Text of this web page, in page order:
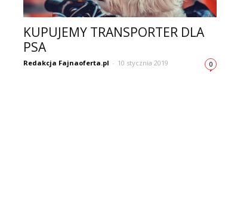
KUPUJEMY TRANSPORTER DLA
PSA
Redakcja Fajnaoferta.pl - 10 stycznia 2019 0